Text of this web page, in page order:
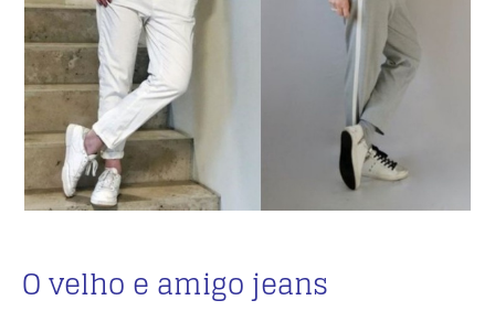
O velho e amigo jeans